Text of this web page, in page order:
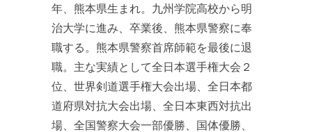
年、熊本県生まれ。九州学院高校から明
治大学に進み、卒業後、熊本県警察に奉
職する。熊本県警察首席師範を最後に退
職。主な実績として全日本選手権大会２
位、世界剣道選手権大会出場、全日本都
道府県対抗大会出場、全日本東西対抗出
場、全国警察大会一部優勝、国体優勝、